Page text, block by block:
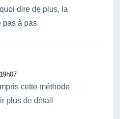
dire de plus, la
pas à pas.
cette méthode
plus de détail